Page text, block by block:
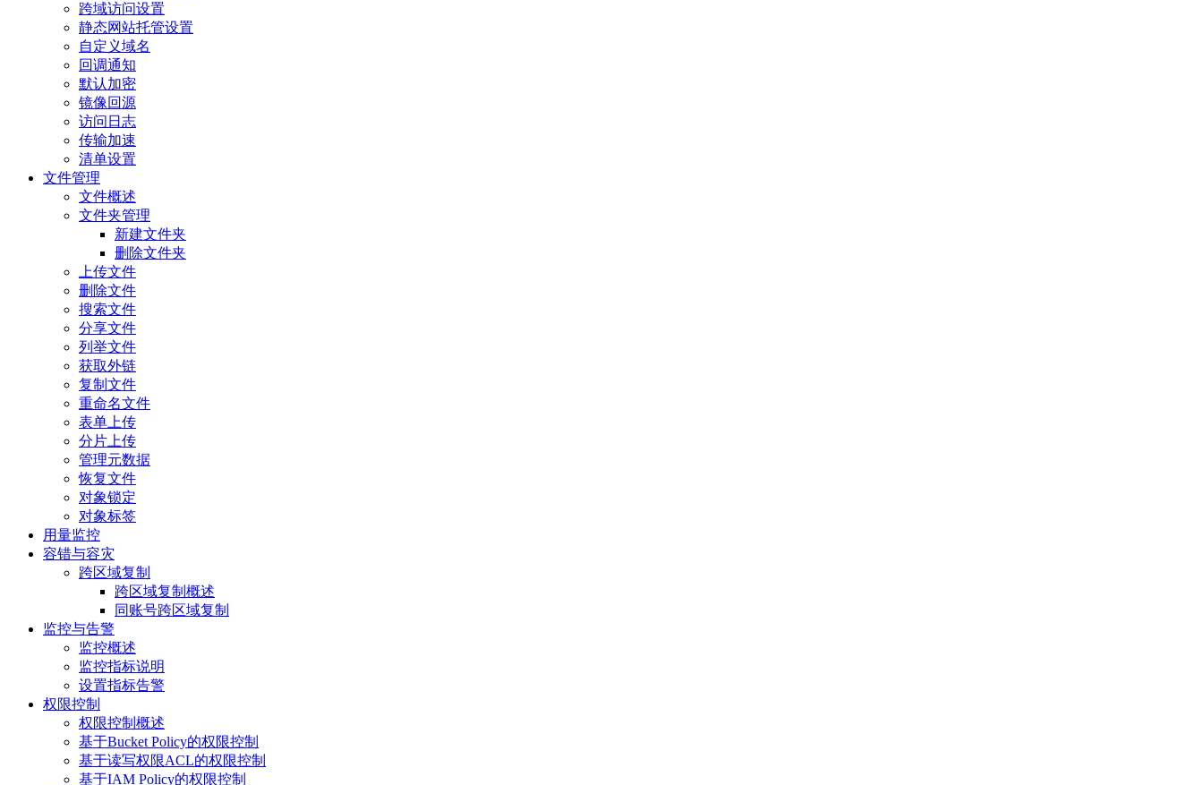
跨域访问设置
静态网站托管设置
自定义域名
回调通知
默认加密
镜像回源
访问日志
传输加速
清单设置
文件管理
文件概述
文件夹管理
新建文件夹
删除文件夹
上传文件
删除文件
搜索文件
分享文件
列举文件
获取外链
复制文件
重命名文件
表单上传
分片上传
管理元数据
恢复文件
对象锁定
对象标签
用量监控
容错与容灾
跨区域复制
跨区域复制概述
同账号跨区域复制
监控与告警
监控概述
监控指标说明
设置指标告警
权限控制
权限控制概述
基于Bucket Policy的权限控制
基于读写权限ACL的权限控制
基于IAM Policy的权限控制